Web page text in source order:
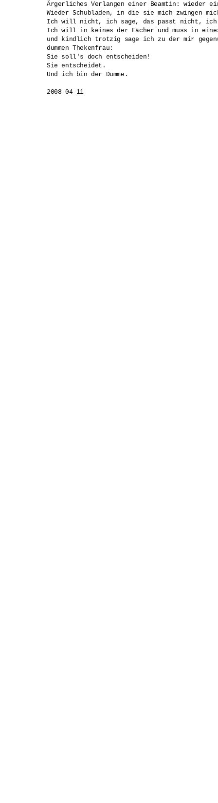
Ärgerliches Verlangen einer Beamtin: wieder
Wieder Schubladen, in die sie mich zwingen
Ich will nicht, ich sage, das passt nicht,
Ich will in keines der Fächer und muss in
und kindlich trotzig sage ich zu der mir
dummen Thekenfrau:
Sie soll's doch entscheiden!
Sie entscheidet.
Und ich bin der Dumme.
2008-04-11